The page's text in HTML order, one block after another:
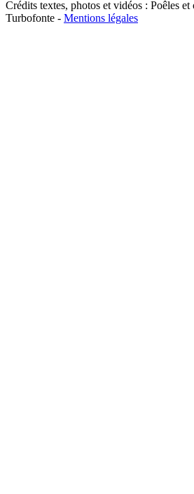
Crédits textes, photos et vidéos : Poêles
Turbofonte - Mentions légales